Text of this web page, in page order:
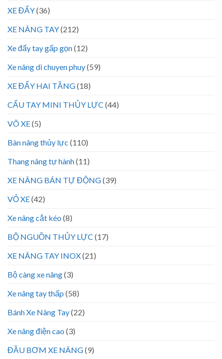
XE ĐẨY(36)
XE NÂNG TAY(212)
Xe đẩy tay gấp gọn(12)
Xe nâng di chuyen phuy(59)
XE ĐẨY HAI TẦNG(18)
CẨU TAY MINI THỦY LỰC (44)
VÕ XE(5)
Bàn nâng thủy lực (110)
Thang nâng tự hành(11)
XE NÂNG BÁN TỰ ĐỘNG(39)
VỎ XE(42)
Xe nâng cắt kéo (8)
BỘ NGUỒN THỦY LỰC (17)
XE NÂNG TAY INOX(21)
Bộ càng xe nâng(3)
Xe nâng tay thấp (58)
Bánh Xe Nâng Tay(22)
Xe nâng điện cao (3)
ĐẦU BƠM XE NÂNG(9)